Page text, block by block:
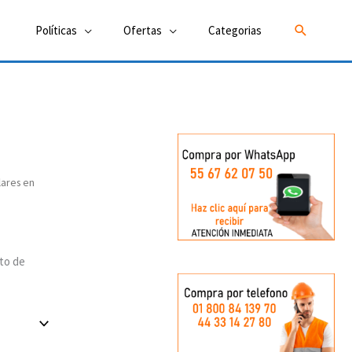
Políticas Ofertas Categorias Buscar
en
de